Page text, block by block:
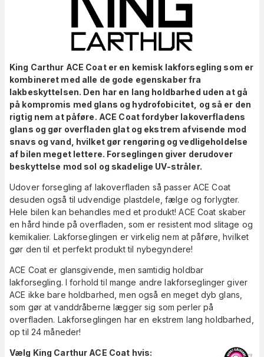
King Carthur ACE Coat er en kemisk lakforsegling som er
kombineret med alle de gode egenskaber fra
lakbeskyttelsen. Den har en lang holdbarhed uden at gå
på kompromis med glans og hydrofobicitet, og så er den
rigtig nem at påføre. ACE Coat fordyber lakoverfladens
glans og gør overfladen glat og ekstrem afvisende mod
snavs og vand, hvilket gør rengøring og vedligeholdelse
af bilen meget lettere. Forseglingen giver derudover
beskyttelse mod sol og skadelige UV-stråler.
Udover forsegling af lakoverfladen så passer ACE Coat
desuden også til udvendige plastdele, fælge og forlygter.
Hele bilen kan behandles med et produkt! ACE Coat skaber
en hård hinde på overfladen, som er resistent mod slitage og
kemikalier. Lakforseglingen er virkelig nem at påføre, hvilket
gør den til et perfekt produkt til nybegyndere!
ACE Coat er glansgivende, men samtidig holdbar
lakforsegling. I forhold til mange andre lakforseglinger giver
ACE ikke bare holdbarhed, men også en meget dyb glans,
som gør at vanddråberne lægger sig som perler på
overfladen. Lakforseglingen har en ekstrem lang holdbarhed,
op til 24 måneder!
Vælg King Carthur ACE Coat hvis: